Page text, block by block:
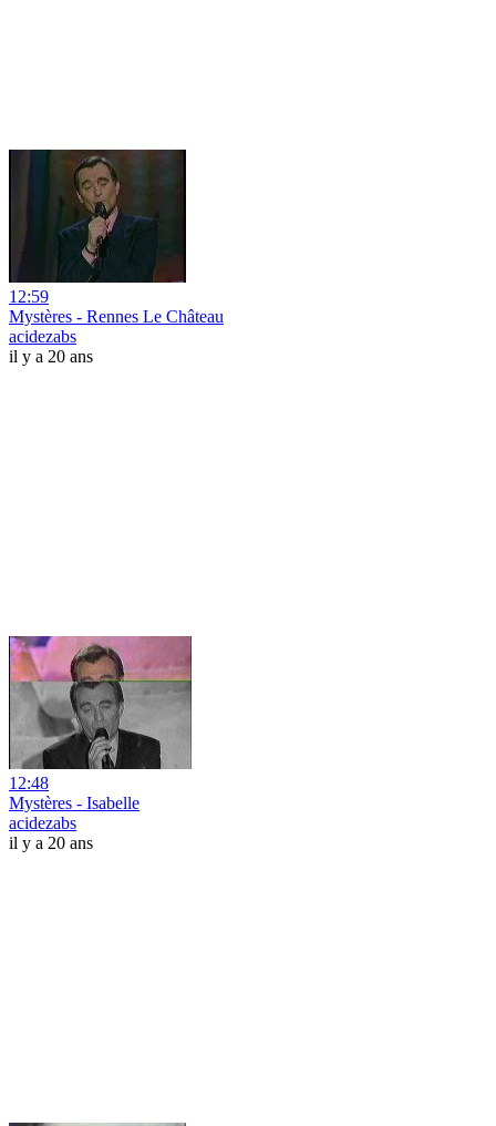
12:59
Mystères - Rennes Le Château
acidezabs
il y a 20 ans
12:48
Mystères - Isabelle
acidezabs
il y a 20 ans